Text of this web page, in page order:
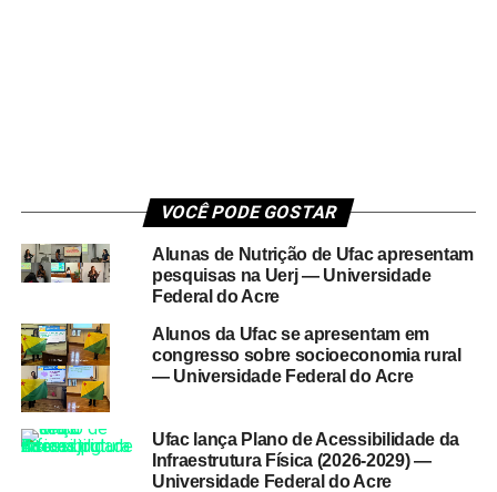
VOCÊ PODE GOSTAR
Alunas de Nutrição de Ufac apresentam
pesquisas na Uerj — Universidade
Federal do Acre
Alunos da Ufac se apresentam em
congresso sobre socioeconomia rural
— Universidade Federal do Acre
Ufac lança Plano de Acessibilidade da
Infraestrutura Física (2026-2029) —
Universidade Federal do Acre